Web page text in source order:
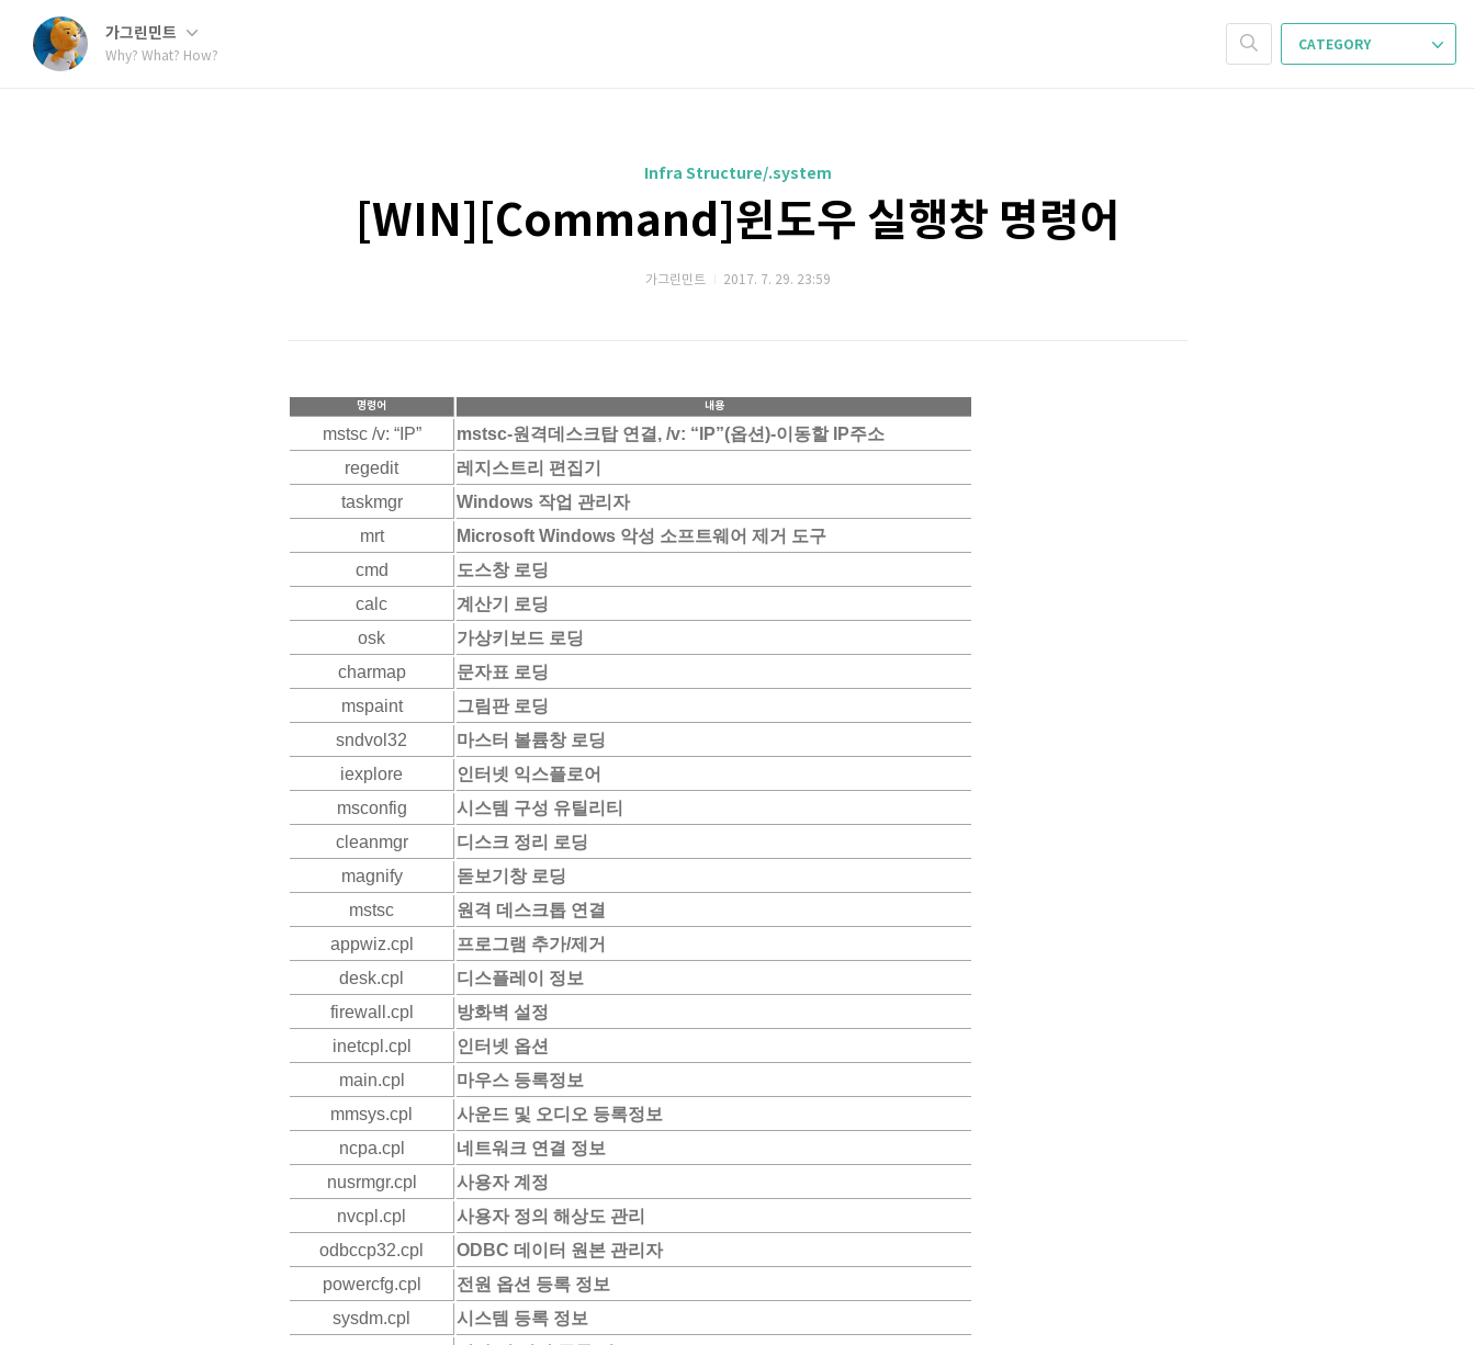
가그린민트
Why? What? How?
CATEGORY
Infra Structure/.system
[WIN][Command]윈도우 실행창 명령어
가그린민트 2017. 7. 29. 23:59
명령어 내용
mstsc /v: “IP”
mstsc-원격데스크탑 연결, /v: “IP”(옵션)-이동할 IP주소
regedit
레지스트리 편집기
taskmgr
Windows 작업 관리자
mrt
Microsoft Windows 악성 소프트웨어 제거 도구
cmd
도스창 로딩
calc
계산기 로딩
osk
가상키보드 로딩
charmap
문자표 로딩
mspaint
그림판 로딩
sndvol32
마스터 볼륨창 로딩
iexplore
인터넷 익스플로어
msconfig
시스템 구성 유틸리티
cleanmgr
디스크 정리 로딩
magnify
돋보기창 로딩
mstsc
원격 데스크톱 연결
appwiz.cpl
프로그램 추가/제거
desk.cpl
디스플레이 정보
firewall.cpl
방화벽 설정
inetcpl.cpl
인터넷 옵션
main.cpl
마우스 등록정보
mmsys.cpl
사운드 및 오디오 등록정보
ncpa.cpl
네트워크 연결 정보
nusrmgr.cpl
사용자 계정
nvcpl.cpl
사용자 정의 해상도 관리
odbccp32.cpl
ODBC 데이터 원본 관리자
powercfg.cpl
전원 옵션 등록 정보
sysdm.cpl
시스템 등록 정보